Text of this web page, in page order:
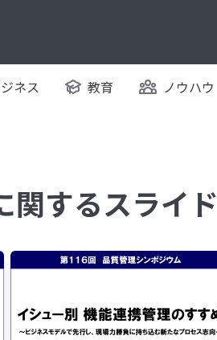
ネス 教育 ノウハウ
関するスライド